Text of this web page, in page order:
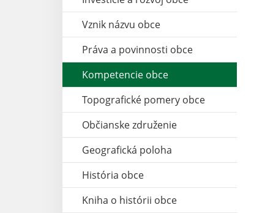
Vznik názvu obce
Práva a povinnosti obce
Kompetencie obce
Topografické pomery obce
Občianske združenie
Geografická poloha
História obce
Kniha o histórii obce